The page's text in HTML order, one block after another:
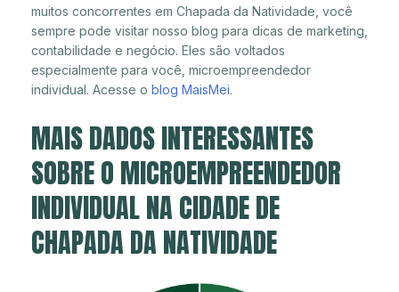
muitos concorrentes em Chapada da Natividade, você
sempre pode visitar nosso blog para dicas de marketing,
contabilidade e negócio. Eles são voltados
especialmente para você, microempreendedor
individual. Acesse o blog MaisMei.
MAIS DADOS INTERESSANTES
SOBRE O MICROEMPREENDEDOR
INDIVIDUAL NA CIDADE DE
CHAPADA DA NATIVIDADE